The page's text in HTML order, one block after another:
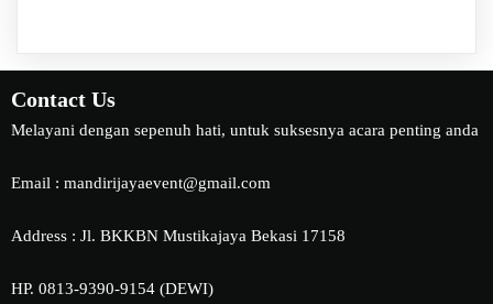
Contact Us
Melayani dengan sepenuh hati, untuk suksesnya acara penting anda
Email : mandirijayaevent@gmail.com
Address : Jl. BKKBN Mustikajaya Bekasi 17158
HP. 0813-9390-9154 (DEWI)